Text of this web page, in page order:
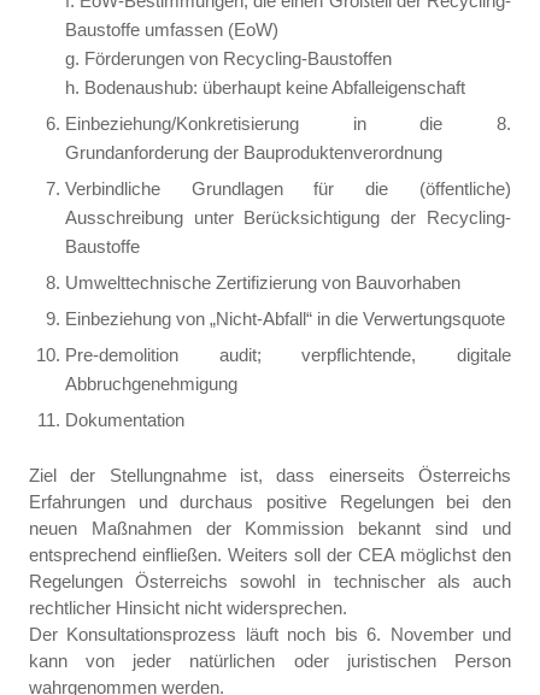
Baustoffe umfassen (EoW)
g. Förderungen von Recycling-Baustoffen
h. Bodenaushub: überhaupt keine Abfalleigenschaft
Einbeziehung/Konkretisierung in die 8.
Grundanforderung der Bauproduktenverordnung
Verbindliche Grundlagen für die (öffentliche)
Ausschreibung unter Berücksichtigung der Recycling-
Baustoffe
Umwelttechnische Zertifizierung von Bauvorhaben
Einbeziehung von „Nicht-Abfall“ in die Verwertungsquote
Pre-demolition audit; verpflichtende, digitale
Abbruchgenehmigung
Dokumentation
Ziel der Stellungnahme ist, dass einerseits Österreichs
Erfahrungen und durchaus positive Regelungen bei den
neuen Maßnahmen der Kommission bekannt sind und
entsprechend einfließen. Weiters soll der CEA möglichst den
Regelungen Österreichs sowohl in technischer als auch
rechtlicher Hinsicht nicht widersprechen.
Der Konsultationsprozess läuft noch bis 6. November und
kann von jeder natürlichen oder juristischen Person
wahrgenommen werden.